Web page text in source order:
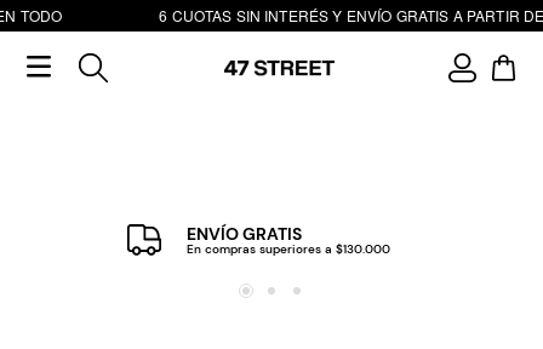
TODO 6 CUOTAS SIN INTERÉS Y ENVÍO GRATIS A PARTIR
ENVÍO GRATIS
En compras superiores a $130.000